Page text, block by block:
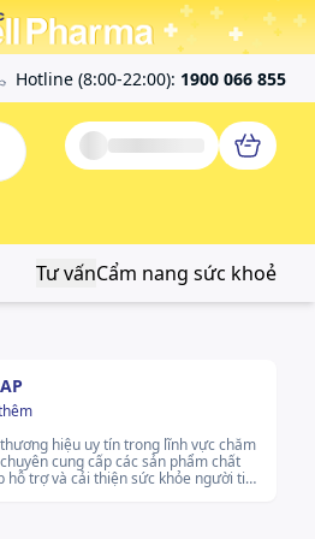
Hotline (8:00-22:00): 1900 066 855
Tư vấnCẩm nang sức khoẻ
hiệu uy tín trong lĩnh vực chăm
cung cấp các sản phẩm chất
hỗ trợ và cải thiện sức khỏe người tiêu